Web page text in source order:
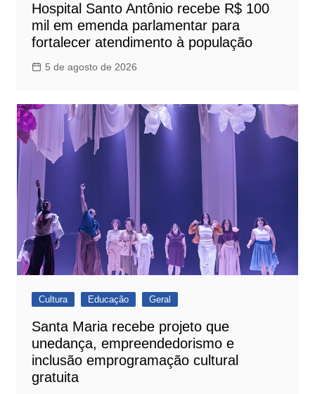
Hospital Santo Antônio recebe R$ 100
mil em emenda parlamentar para
fortalecer atendimento à população
5 de agosto de 2026
Cultura Educação Geral
Santa Maria recebe projeto que
unedança, empreendedorismo e
inclusão emprogramação cultural
gratuita